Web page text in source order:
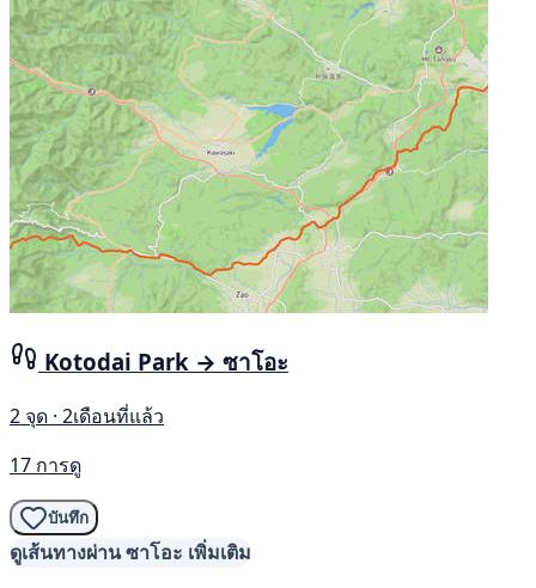
Kotodai Park → ซาโอะ
2 จุด · 2เดือนที่แล้ว
17 การดู
บันทึก
ดูเส้นทางผ่าน ซาโอะ เพิ่มเติม